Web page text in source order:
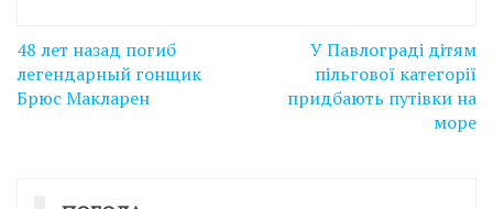
Навігація
записів
48 лет назад погиб
легендарный гонщик
Брюс Макларен
У Павлограді дітям
пільгової категорії
придбають путівки на
море